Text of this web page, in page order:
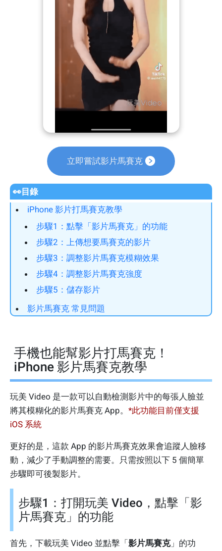
立即嘗試影片馬賽克
👀目錄
iPhone 影片打馬賽克教學
步驟1：點擊「影片馬賽克」的功能
步驟2：上傳想要馬賽克的影片
步驟3：調整影片馬賽克模糊效果
步驟4：調整影片馬賽克強度
步驟5：儲存影片
影片馬賽克 常見問題
手機也能幫影片打馬賽克！
iPhone 影片馬賽克教學
玩美 Video 是一款可以自動檢測影片中的每張人臉並
將其模糊化的影片馬賽克 App。 *此功能目前僅支援
iOS 系統
更好的是，這款 App 的影片馬賽克效果會追蹤人臉移
動，減少了手動調整的需要。只需按照以下 5 個簡單
步驟即可後製影片。
步驟1：打開玩美 Video，點擊「影
片馬賽克」的功能
首先，下載玩美 Video 並點擊「影片馬賽克」的功